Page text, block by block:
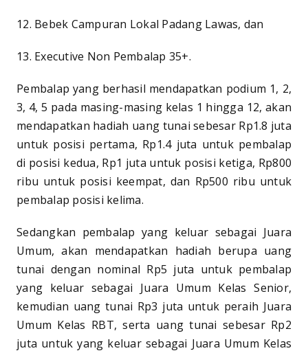
12. Bebek Campuran Lokal Padang Lawas, dan
13. Executive Non Pembalap 35+.
Pembalap yang berhasil mendapatkan podium 1, 2,
3, 4, 5 pada masing-masing kelas 1 hingga 12, akan
mendapatkan hadiah uang tunai sebesar Rp1.8 juta
untuk posisi pertama, Rp1.4 juta untuk pembalap
di posisi kedua, Rp1 juta untuk posisi ketiga, Rp800
ribu untuk posisi keempat, dan Rp500 ribu untuk
pembalap posisi kelima.
Sedangkan pembalap yang keluar sebagai Juara
Umum, akan mendapatkan hadiah berupa uang
tunai dengan nominal Rp5 juta untuk pembalap
yang keluar sebagai Juara Umum Kelas Senior,
kemudian uang tunai Rp3 juta untuk peraih Juara
Umum Kelas RBT, serta uang tunai sebesar Rp2
juta untuk yang keluar sebagai Juara Umum Kelas